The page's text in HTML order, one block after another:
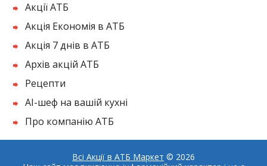
Акції АТБ
Акція Економія в АТБ
Акція 7 днів в АТБ
Архів акцій АТБ
Рецепти
AI-шеф на вашій кухні
Про компанію АТБ
Всі Акції в АТБ Маркет © 2026